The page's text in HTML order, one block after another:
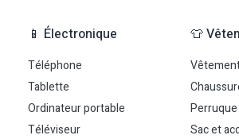
📱 Électronique
Téléphone
Tablette
Ordinateur portable
Téléviseur
👕
Perruque
Sac et